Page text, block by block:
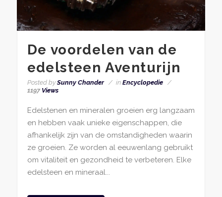
De voordelen van de
edelsteen Aventurijn
Posted bySunny Chander in Encyclopedie
1197Views
Edelstenen en mineralen groeien erg langzaam
en hebben vaak unieke eigenschappen, die
afhankelijk zijn van de omstandigheden waarin
ze groeien. Ze worden al eeuwenlang gebruikt
om vitaliteit en gezondheid te verbeteren. Elke
edelsteen en mineraal...